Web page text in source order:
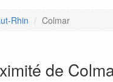
Rhin Colmar
de